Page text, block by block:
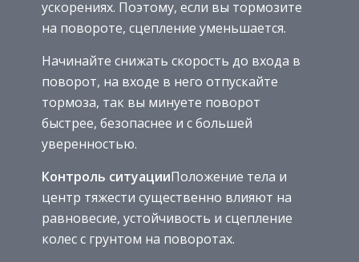
ускорениях. Поэтому, если вы тормозите
на повороте, сцепление уменьшается.
Начинайте снижать скорость до входа в
поворот, на входе в него отпускайте
тормоза, так вы минуете поворот
быстрее, безопаснее и с большей
уверенностью.
Контроль ситуацииПоложение тела и
центр тяжести существенно влияют на
равновесие, устойчивость и сцепление
колес с грунтом на поворотах.